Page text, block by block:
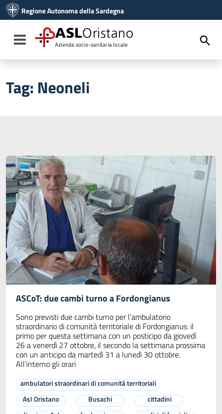
Vai al menu di navigazione
Vai al footer
Regione Autonoma della Sardegna
Toggle navigation
ASLOristano
Azienda socio-sanitaria locale
Tag: Neoneli
ASCoT: due cambi turno a Fordongianus
Sono previsti due cambi turno per l’ambulatorio
straordinario di comunità territoriale di Fordongianus: il
primo per questa settimana con un posticipo da giovedì
26 a venerdì 27 ottobre, il secondo la settimana prossima
con un anticipo da martedì 31 a lunedì 30 ottobre.
All’interno gli orari
ambulatori straordinari di comunità territoriali
Asl Oristano
Busachi
cittadini